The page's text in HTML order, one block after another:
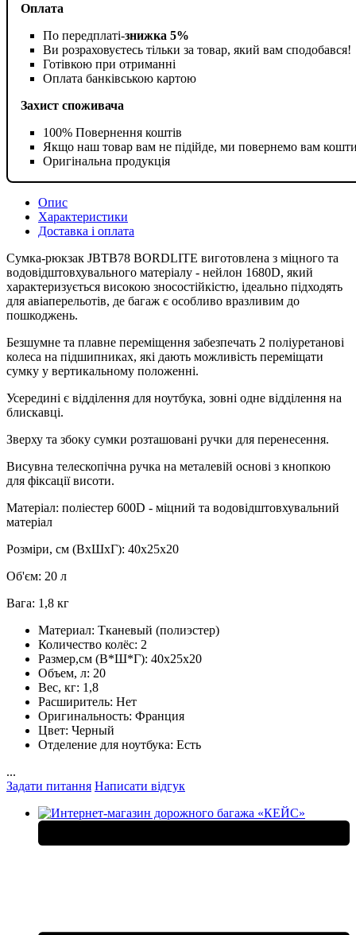
Оплата
По передплаті-знижка 5%
Ви розраховуєтесь тільки за товар, який вам сподобався!
Готівкою при отриманні
Оплата банківською картою
Захист споживача
100% Повернення коштів
Якщо наш товар вам не підійде, ми повернемо вам
Оригінальна продукція
Опис
Характеристики
Доставка і оплата
Сумка-рюкзак JBTB78 BORDLITE виготовлена ​​з міцного та
водовідштовхувального матеріалу - нейлон 1680D, який
характеризується високою зносостійкістю, ідеально підходять
для авіаперельотів, де багаж є особливо вразливим до
пошкоджень.
Безшумне та плавне переміщення забезпечать 2 поліуретанові
колеса на підшипниках, які дають можливість переміщати
сумку у вертикальному положенні.
Усередині є відділення для ноутбука, зовні одне відділення на
блискавці.
Зверху та збоку сумки розташовані ручки для перенесення.
Висувна телескопічна ручка на металевій основі з кнопкою
для фіксації висоти.
Матеріал: поліестер 600D - міцний та водовідштовхувальний
матеріал
Розміри, см (ВхШхГ): 40х25х20
Об'єм: 20 л
Вага: 1,8 кг
Материал: Тканевый (полиэстер)
Количество колёс: 2
Размер,см (В*Ш*Г): 40х25х20
Объем, л: 20
Вес, кг: 1,8
Расширитель: Нет
Оригинальность: Франция
Цвет: Черный
Отделение для ноутбука: Есть
...
Задати питання Написати відгук